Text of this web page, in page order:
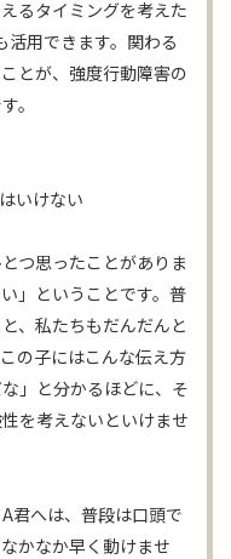
るタイミングを考えた
活用できます。関わる
とが、強度行動障害の
。
いけない
つ思ったことがありま
」ということです。普
、私たちもだんだんと
の子にはこんな伝え方
」と分かるほどに、そ
を考えないといけませ
君へは、普段は口頭で
かなか早く動けませ